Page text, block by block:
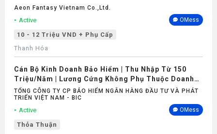
Aeon Fantasy Vietnam Co.,ltd.
Active OMess
10 - 12 Triệu VND + Phụ Cấp
Thanh Hóa
Cán Bộ Kinh Doanh Bảo Hiểm | Thu Nhập Từ 150
Triệu/Năm | Lương Cứng Không Phụ Thuộc Doanh
Số
TỔNG CÔNG TY CP BẢO HIỂM NGÂN HÀNG ĐẦU TƯ VÀ PHÁT
TRIỂN VIỆT NAM - BIC
Active OMess
Thỏa Thuận